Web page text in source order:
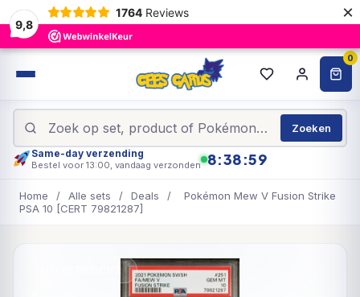
9,8
1764 Reviews ×
0
Zoeken
Same-day verzending
Bestel voor 13:00, vandaag verzonden 8:38:58
Home / Alle sets / Deals /
Pokémon Mew V Fusion Strike
PSA 10 [CERT 79821287]